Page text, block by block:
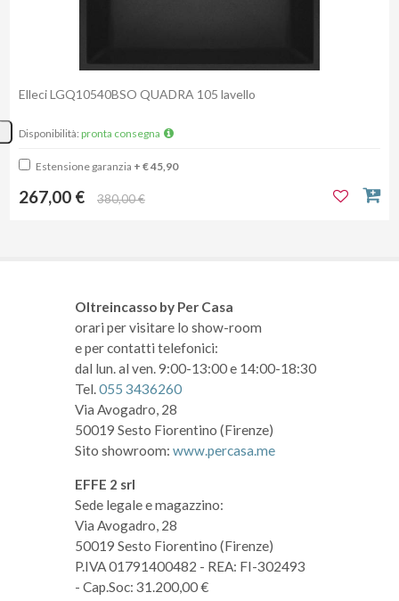
Elleci LGQ10540BSO QUADRA 105 lavello
Disponibilità: pronta consegna
Estensione garanzia + € 45,90
267,00 € 380,00 €
Oltreincasso by Per Casa
orari per visitare lo show-room
e per contatti telefonici:
dal lun. al ven. 9:00-13:00 e 14:00-18:30
Tel.055 3436260
Via Avogadro, 28
50019 Sesto Fiorentino (Firenze)
Sito showroom: www.percasa.me
EFFE 2 srl
Sede legale e magazzino:
Via Avogadro, 28
50019 Sesto Fiorentino (Firenze)
P.IVA 01791400482 - REA: FI-302493
- Cap.Soc: 31.200,00 €